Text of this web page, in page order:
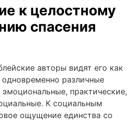
к целостному
спасения
авторы видят его как
различные
практические,
К социальным
ощущение единства со